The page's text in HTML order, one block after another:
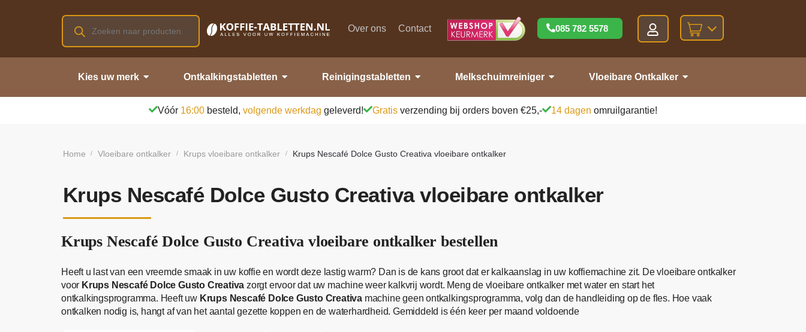
Over ons Contact 085 782 5578
Kies uw merk Ontkalkingstabletten Reinigingstabletten Melkschuimreiniger Vloeibare Ontkalker
Vóór 16:00 besteld, volgende werkdag geleverd! Gratis verzending bij orders boven €25,- 14 dagen omruilgarantie!
Home / Vloeibare ontkalker / Krups vloeibare ontkalker / Krups Nescafé Dolce Gusto Creativa vloeibare ontkalker
Krups Nescafé Dolce Gusto Creativa vloeibare ontkalker
Krups Nescafé Dolce Gusto Creativa vloeibare ontkalker bestellen
Heeft u last van een vreemde smaak in uw koffie en wordt deze lastig warm? Dan is de kans groot dat er kalkaanslag in uw koffiemachine zit. De vloeibare ontkalker
voor Krups Nescafé Dolce Gusto Creativa zorgt ervoor dat uw machine weer kalkvrij wordt. Meng de vloeibare ontkalker met water en start het
ontkalkingsprogramma. Heeft uw Krups Nescafé Dolce Gusto Creativa machine geen ontkalkingsprogramma, volg dan de handleiding op de fles. Hoe vaak
ontkalken nodig is, hangt af van het aantal gezette koppen en de waterhardheid. Gemiddeld is één keer per maand voldoende